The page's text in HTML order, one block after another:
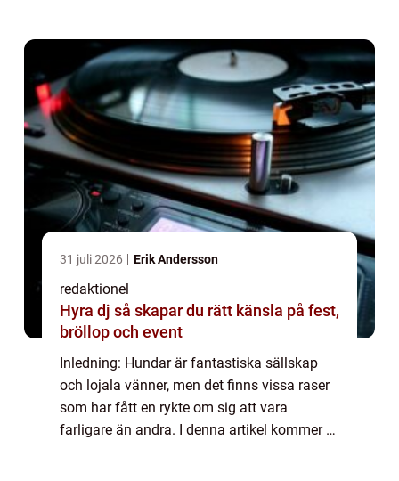
31 juli 2026 Erik Andersson
redaktionel
Hyra dj så skapar du rätt känsla på fest,
bröllop och event
Inledning: Hundar är fantastiska sällskap
och lojala vänner, men det finns vissa raser
som har fått en rykte om sig att vara
farligare än andra. I denna artikel kommer vi